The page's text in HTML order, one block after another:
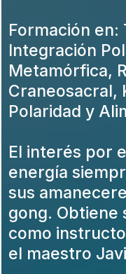
Formación en:
Integración
Metamórfica,
Craneosacral,
Polaridad y
El interés por
energía
sus
gong. Obtiene
como
el maestro